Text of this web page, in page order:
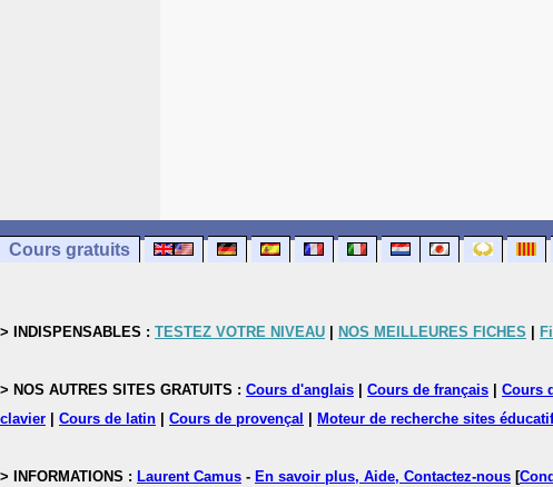
Cours gratuits
> INDISPENSABLES : TESTEZ VOTRE NIVEAU NOS MEILLEURES FICHES
> NOS AUTRES SITES GRATUITS : Cours d'anglais Cours de français Cours
clavier
Cours de latin Cours de provençal Moteur de recherche sites
> INFORMATIONS : Laurent Camus - En savoir plus, Aide, Contactez-nous [